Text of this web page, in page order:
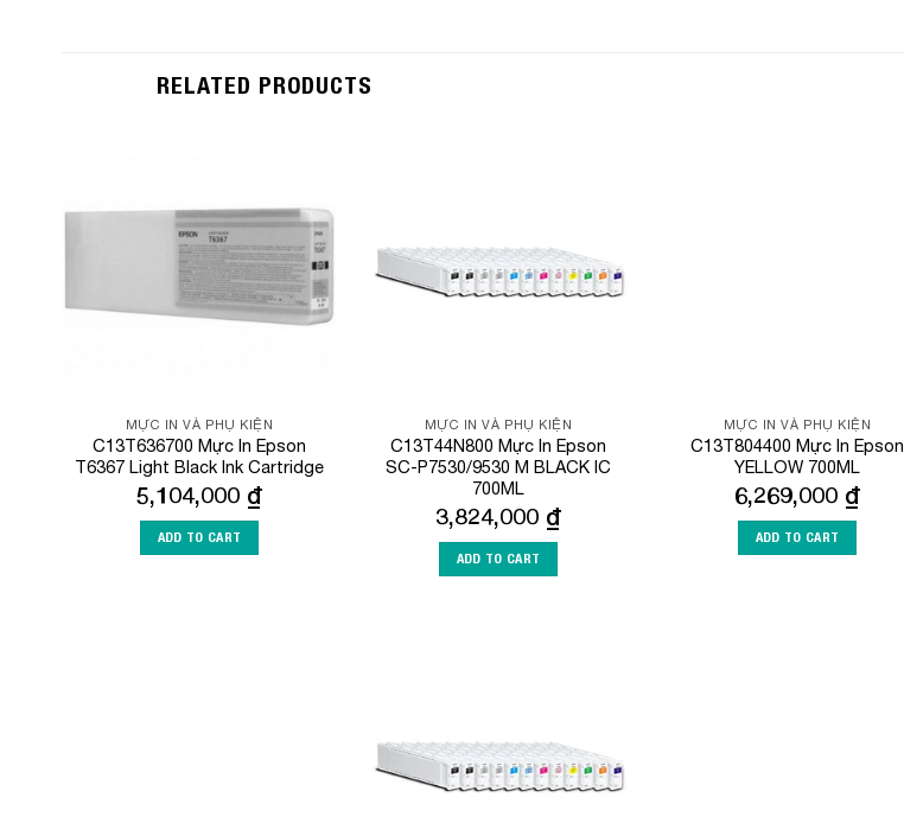
RELATED PRODUCTS
Wishlist
MỰC IN VÀ PHỤ KIỆN
C13T636700 Mực In Epson
T6367 Light Black Ink Cartridge
5,104,000 ₫
ADD TO CART
MỰC IN VÀ PHỤ KIỆN
C13T44N800 Mực In Epson
SC-P7530/9530 M BLACK IC
700ML
3,824,000 ₫
ADD TO CART
MỰC IN VÀ PHỤ KIỆN
C13T804400 Mực In Epson
YELLOW 700ML
6,269,000 ₫
ADD TO CART